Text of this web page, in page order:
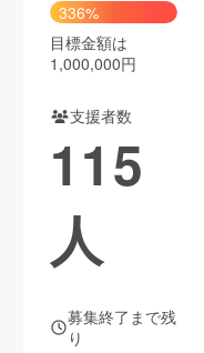
Creation
コミュニティ
336%
目標金額は
1,000,000円
支援者数
115
人
募集終了まで残
り